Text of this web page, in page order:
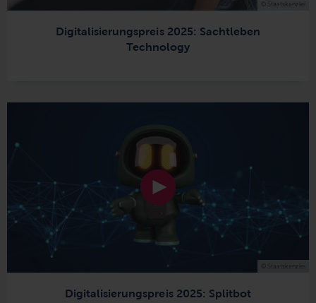
Digitalisierungspreis 2025: Sachtleben
Technology
© Staatskanzlei
Digitalisierungspreis 2025: Splitbot
© Staatskanzlei